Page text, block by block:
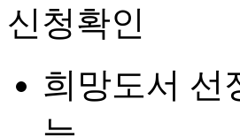
신청확인
희망도서 선